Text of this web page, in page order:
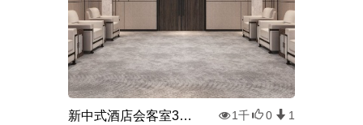
新中式酒店会客室3d模型 1千 0 1